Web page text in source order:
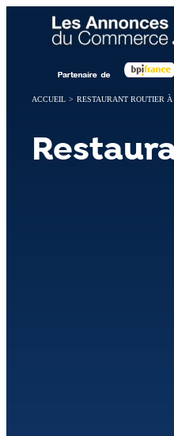
ACCUEIL > RESTAURANT ROUTIER
Panneau de gestion des